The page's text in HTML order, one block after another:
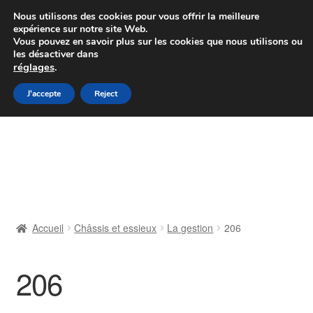
Colissimo livraison à partir de 7 EUR
Du lundi au vendredi de 9 h à 16 h
Aller
à
Aller
au
Livraison
Accueil Châssis et essieux La gestion 206
206
Nous utilisons des cookies pour vous offrir la meilleure
expérience sur notre site Web.
Vous pouvez en savoir plus sur les cookies que nous utilisons ou
les désactiver dans
réglages.
J'accepte Reject